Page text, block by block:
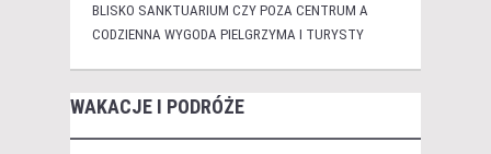
BLISKO SANKTUARIUM CZY POZA CENTRUM A
CODZIENNA WYGODA PIELGRZYMA I TURYSTY
WAKACJE I PODRÓŻE